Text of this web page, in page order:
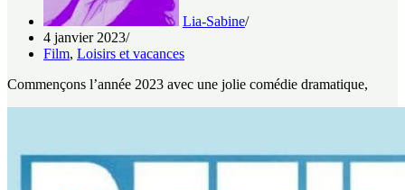
Lia-Sabine
4 janvier 2023
Film, Loisirs et vacances
Commençons l’année 2023 avec une jolie comédie dramatique,